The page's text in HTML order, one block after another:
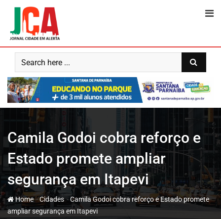
content
Camila Godoi cobra reforço e
Estado promete ampliar
segurança em Itapevi
Home-Cidades-Camila Godoi cobra reforço e Estado promete
ampliar segurança em Itapevi